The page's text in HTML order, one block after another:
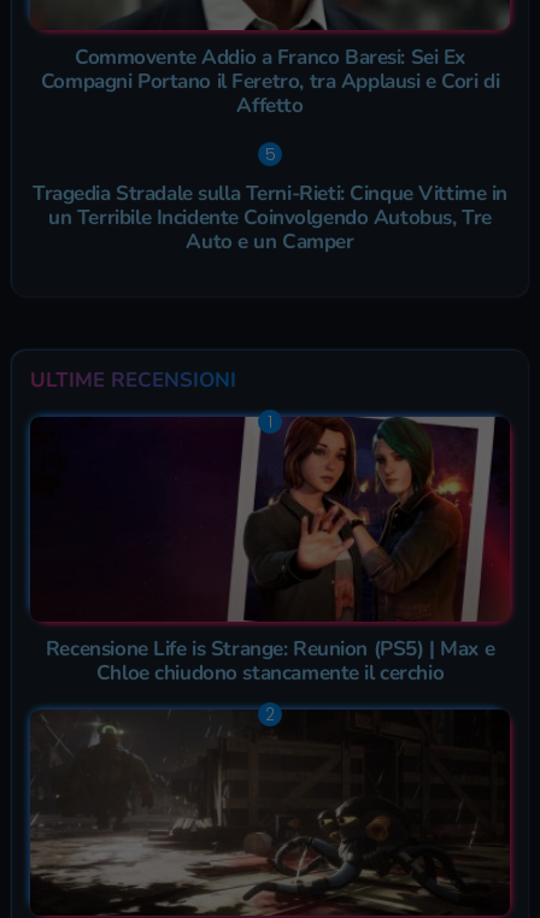
Commovente Addio a Franco Baresi: Sei Ex
Compagni Portano il Feretro, tra Applausi e Cori di
Affetto
Tragedia Stradale sulla Terni-Rieti: Cinque Vittime in
un Terribile Incidente Coinvolgendo Autobus, Tre
Auto e un Camper
ULTIME RECENSIONI
Recensione Life is Strange: Reunion (PS5) | Max e
Chloe chiudono stancamente il cerchio